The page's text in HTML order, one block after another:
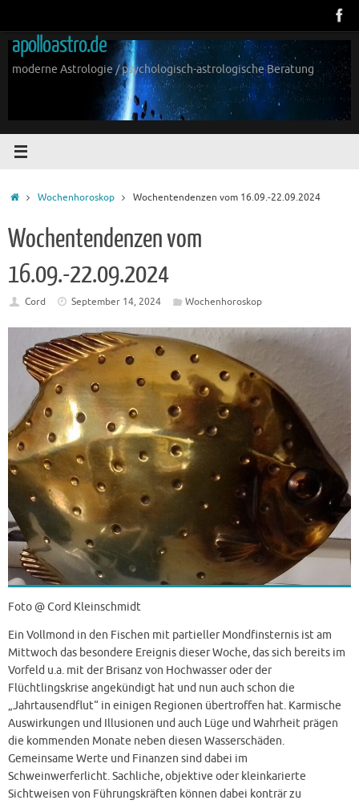
springen
apolloastro.de
moderne Astrologie / psychologisch-astrologische Beratung
StartWochenhoroskop Wochentendenzen vom 16.09.-22.09.2024
Wochentendenzen vom
16.09.-22.09.2024
Cord September 14, 2024 Wochenhoroskop
Foto @ Cord Kleinschmidt
Ein Vollmond in den Fischen mit partieller Mondfinsternis ist am
Mittwoch das besondere Ereignis dieser Woche, das sich bereits im
Vorfeld u.a. mit der Brisanz von Hochwasser oder der
Flüchtlingskrise angekündigt hat und nun auch schon die
„Jahrtausendflut“ in einigen Regionen übertroffen hat. Karmische
Auswirkungen und Illusionen und auch Lüge und Wahrheit prägen
die kommenden Monate neben diesen Wasserschäden.
Gemeinsame Werte und Finanzen sind dabei im
Schweinwerferlicht. Sachliche, objektive oder kleinkarierte
Sichtweisen von Führungskräften können dabei konträr zu